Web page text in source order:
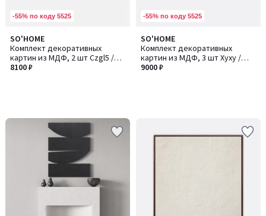
-55% по коду 5525
SO'HOME
Комплект декоративных
картин из МДФ, 2 шт Czgl5 /
Кзгл5
8100 ₽
-55% по коду 5525
SO'HOME
Комплект декоративных
картин из МДФ, 3 шт Хуху /
Хуху117
9000 ₽